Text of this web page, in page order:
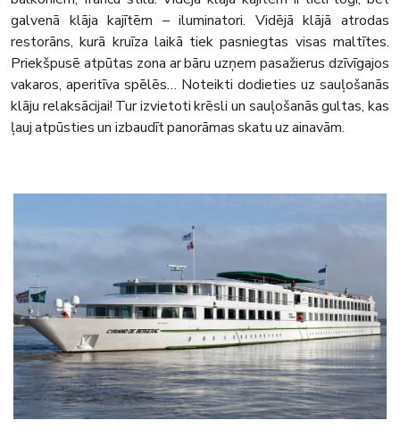
galvenā klāja kajītēm – iluminatori. Vidējā klājā atrodas
restorāns, kurā kruīza laikā tiek pasniegtas visas maltītes.
Priekšpusē atpūtas zona ar bāru uzņem pasažierus dzīvīgajos
vakaros, aperitīva spēlēs… Noteikti dodieties uz sauļošanās
klāju relaksācijai! Tur izvietoti krēsli un sauļošanās gultas, kas
ļauj atpūsties un izbaudīt panorāmas skatu uz ainavām.